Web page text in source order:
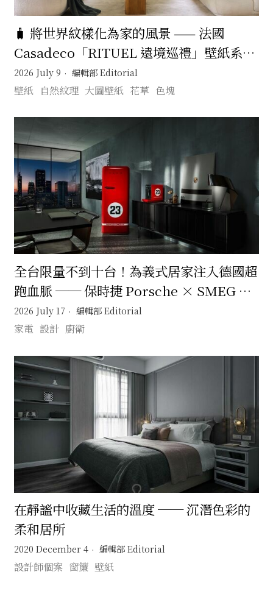
🧳 將世界紋樣化為家的風景 —— 法國
Casadeco「RITUEL 遠境巡禮」壁紙系列
在日常裡展開一場無需遠行的文化旅程 🚂
2026 July 9 編輯部 Editorial
壁紙 自然紋理 大圖壁紙 花草 色塊
全台限量不到十台！為義式居家注入德國超
跑血脈 ── 保時捷 Porsche × SMEG 將
賽道傳奇淬鍊為日常設計美學
2026 July 17 編輯部 Editorial
家電 設計 廚衛
在靜謐中收藏生活的溫度 ── 沉潛色彩的
柔和居所
2020 December 4 編輯部 Editorial
設計師個案 窗簾 壁紙